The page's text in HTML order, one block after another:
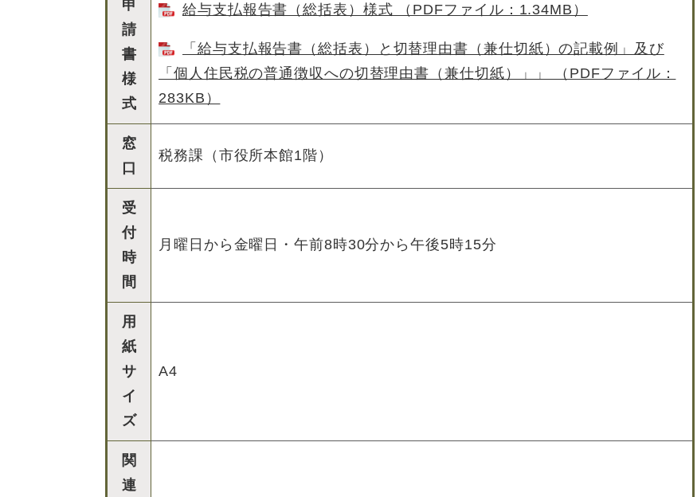
申
請
書
様
式
給与支払報告書（総括表）様式 （PDFファイル：1.34MB）
「給与支払報告書（総括表）と切替理由書（兼仕切紙）の記載例」及び
「個人住民税の普通徴収への切替理由書（兼仕切紙）」」 （PDFファイル：
283KB）
窓
口
税務課（市役所本館1階）
受
付
時
間
月曜日から金曜日・午前8時30分から午後5時15分
用
紙
サ
イ
ズ
A4
関
連